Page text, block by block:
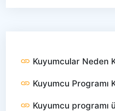
Kuyumcular Neden
Kuyumcu Programı
Kuyumcu programı